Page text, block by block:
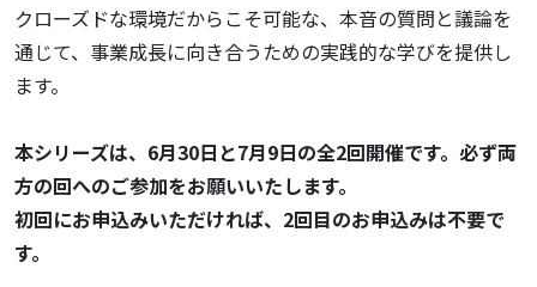
クローズドな環境だからこそ可能な、本音の質問と議論を
通じて、事業成長に向き合うための実践的な学びを提供し
ます。
本シリーズは、6月30日と7月9日の全2回開催です。必ず両
方の回へのご参加をお願いいたします。
初回にお申込みいただければ、2回目のお申込みは不要で
す。